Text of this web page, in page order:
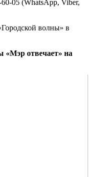
05 (WhatsApp, Viber,
волны» в
отвечает» на